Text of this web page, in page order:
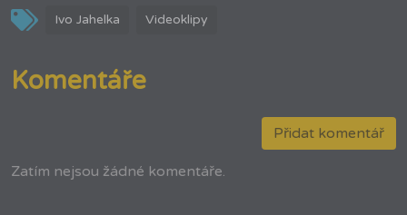
Ivo Jahelka Videoklipy
Komentáře
Přidat komentář
Zatím nejsou žádné komentáře.